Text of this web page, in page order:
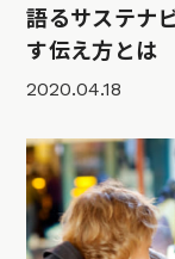
語るサステナ
す伝え方とは
2020.04.18